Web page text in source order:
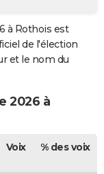
à Rothois est
de l'élection
et le nom du
2026 à
Voix % des voix